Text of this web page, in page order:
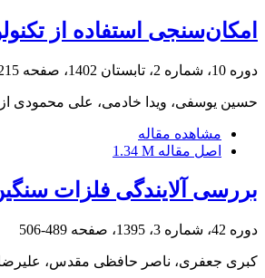
امکان‌سنجی استفاده از
دوره 10، شماره 2، تابستان 1402، صفحه 229
حسین یوسفی، ویدا خادمی، علی محمودی
مشاهده مقاله
اصل مقاله 1.34 M
بررسی آلایندگی فلزات
دوره 42، شماره 3، 1395، صفحه 489-506
کبری جعفری، ناصر حافظی مقدس،